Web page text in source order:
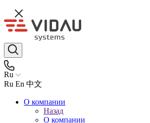
Ru
Ru En 中文
О компании
Назад
О компании